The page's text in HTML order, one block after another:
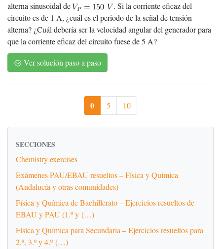
alterna sinusoidal de
. Si la corriente eficaz del
circuito es de 1 A, ¿cuál es el periodo de la señal de tensión
alterna? ¿Cuál debería ser la velocidad angular del generador para
que la corriente eficaz del circuito fuese de 5 A?
Ver solución paso a paso
0 5 10
SECCIONES
Chemistry exercises
Exámenes PAU/EBAU resueltos – Física y Química
(Andalucía y otras comunidades)
Física y Química de Bachillerato – Ejercicios resueltos de
EBAU y PAU (1.º y (…)
Física y Química para Secundaria – Ejercicios resueltos para
2.º, 3.º y 4.º (…)